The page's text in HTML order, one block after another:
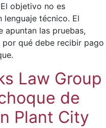
objetivo no es
lenguaje técnico. El
apuntan las pruebas,
qué debe recibir pago
Law Group
de
Plant City